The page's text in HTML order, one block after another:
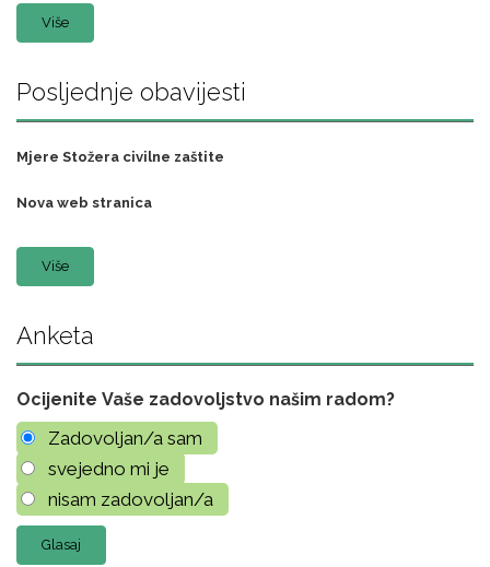
Više
Posljednje obavijesti
Mjere Stožera civilne zaštite
Nova web stranica
Više
Anketa
Ocijenite Vaše zadovoljstvo našim radom?
Zadovoljan/a sam
svejedno mi je
nisam zadovoljan/a